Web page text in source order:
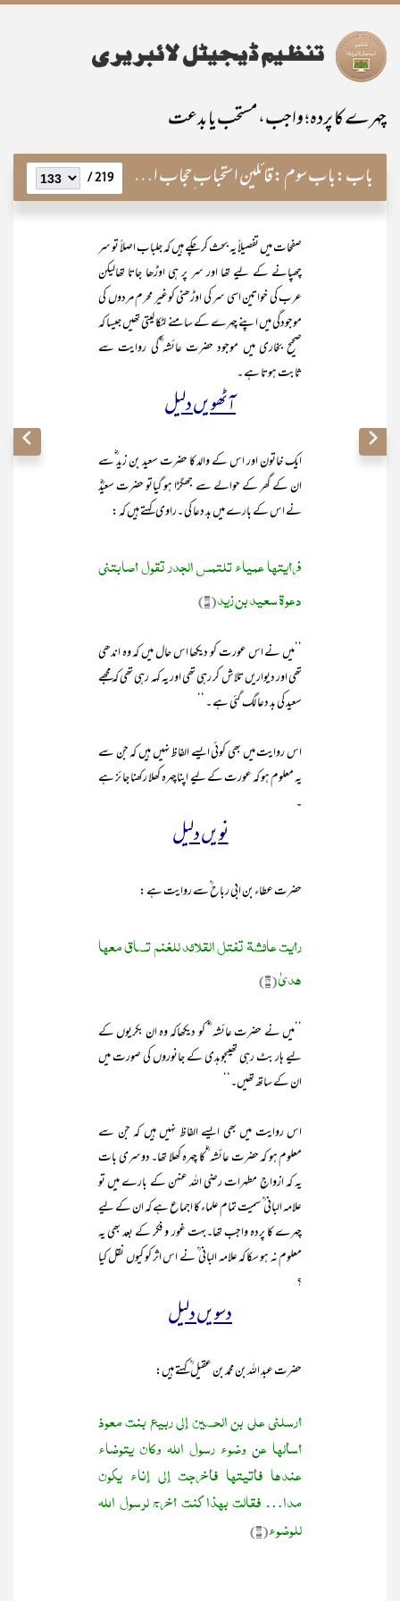
چہرے کا پردہ؛ واجب، مستحب یا بدعت
باب:باب سوم :قائلین استحباب ِحجاب اور آثار صحابہ ؓو تابعینؒ 219 /
صفحات میں تفصیلاً یہ بحث کر چکے ہیں کہ جلباب اصلاً تو سر
چھپانے کے لیے تھا اور سر پر ہی اوڑھا جاتا تھالیکن
عرب کی خواتین اسی سر کی اوڑھنی کوغیر محرم مردوں کی
موجودگی میں اپنے چہرے کے سامنے لٹکا لیتی تھیں جیسا کہ
صحیح بخاری میں موجود حضرت عائشہ ؓکی روایت سے
ثابت ہوتا ہے ۔
آٹھویں دلیل
ایک خاتون اور اس کے والد کا حضرت سعید بن زید ؓسے
ان کے گھر کے حوالے سے جھگڑا ہو گیاتو حضرت سعیدؓ
نے اس کے بارے میں بد دعا کی ۔راوی کہتے ہیں کہ :
فرأیتھا عمیاء تلتمس الجدر تقول أصابتنی
دعوۃ سعید بن زید(۱۵)
’’میں نے اس عورت کو دیکھا اس حال میں کہ وہ اندھی
تھی اور دیواریں تلاش کر رہی تھی اور یہ کہہ رہی تھی کہ مجھے
سعید کی بد دعا لگ گئی ہے ۔ ‘‘
اس روایت میں بھی کوئی ایسے الفاظ نہیں ہیں کہ جن سے
یہ معلوم ہو کہ عورت کے لیے اپناچہرہ کھلا رکھنا جا ئز ہے
۔
نویں دلیل
حضرت عطاء بن ابی رباح ؒسے روایت ہے :
رأیت عائشۃ تفتل القلائد للغنم تساق معھا
ھدیٰ(۱۶)
’’میں نے حضرت عائشہ ‘ؓ کو دیکھاکہ وہ ان بکریوں کے
لیے ہار بٹ رہی تھیںجو ہدی کے جانوروں کی صورت میں
ان کے ساتھ تھیں۔‘‘
اس روایت میں بھی ایسے الفاظ نہیں ہیں کہ جن سے
معلوم ہو کہ حضرت عائشہ ‘ؓکا چہرہ کھلا تھا۔ دوسری بات
یہ کہ ازواجِ مطہرات رضي الله عنهن کے بارے میں تو
علامہ البانی ؒ سمیت تمام علماء کا اجماع ہے کہ ان کے لیے
چہرے کا پردہ واجب تھا۔بہت غور و فکر کے بعد بھی یہ
معلوم نہ ہو سکا کہ علامہ البانی ؒ نے اس اثر کو کیوں نقل کیا
؟
دسویں دلیل
حضرت عبد اللہ بن محمد بن عقیل ؒکہتے ہیں:
أرسلنی علی بن الحسین إلی ربیع بنت معوذ
أسألھا عن وضوء رسول اللہ وکان یتوضاء
عندھا فأتیتھا فأخرجت إلی إناء یکون
مدا… فقالت بھذا کنت أخرج لرسول اللہ
للوضوء(۱۷)